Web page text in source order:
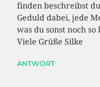
finden beschreibst
Geduld dabei, jede
was du sonst noch
Viele Grüße Silke
ANTWORT